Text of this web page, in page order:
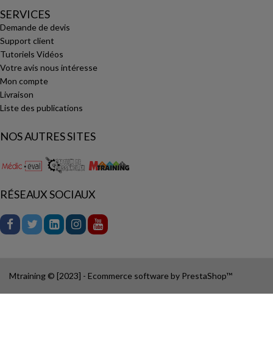
SERVICES
Demande de devis
Support client
Tutoriels Vidéos
Votre avis nous intéresse
Mon compte
Livraison
Liste des publications
NOS AUTRES SITES
RÉSEAUX SOCIAUX
Mtraining © [2023] - Ecommerce software by PrestaShop™